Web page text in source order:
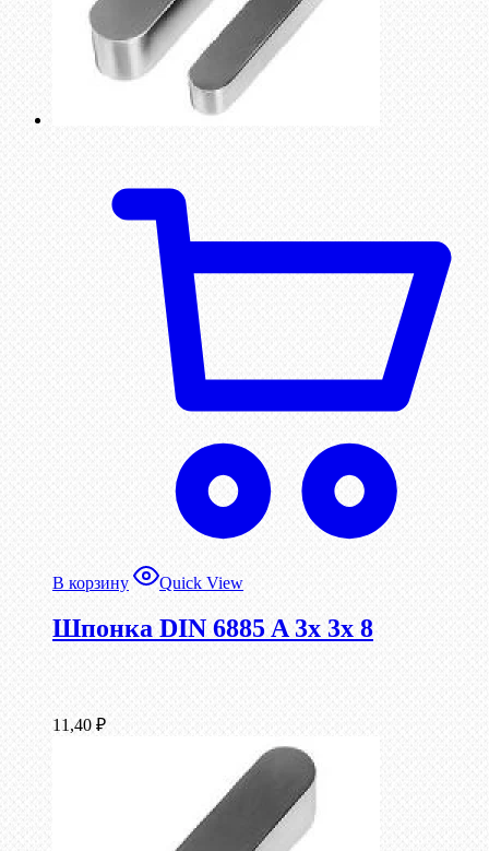
В корзину Quick View
Шпонка DIN 6885 A 3x 3x 8
11,40 ₽